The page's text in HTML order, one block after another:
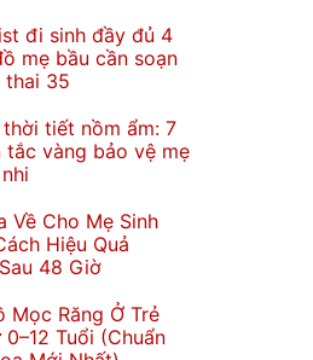
đi sinh đầy đủ 4
mẹ bầu cần soạn
thai 35
thời tiết nồm ẩm: 7
tắc vàng bảo vệ mẹ
Về Cho Mẹ Sinh
Hiệu Quả
48 Giờ
Mọc Răng Ở Trẻ
0–12 Tuổi (Chuẩn